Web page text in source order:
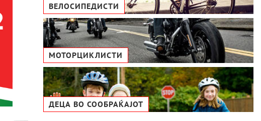
ВЕЛОСИПЕДИСТИ
МОТОРЦИКЛИСТИ
ДЕЦА ВО СООБРАЌАЈОТ